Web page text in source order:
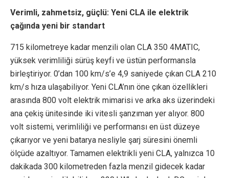
Verimli, zahmetsiz, güçlü: Yeni CLA ile elektrik
çağında yeni bir standart
715 kilometreye kadar menzili olan CLA 350 4MATIC,
yüksek verimliliği sürüş keyfi ve üstün performansla
birleştiriyor. 0’dan 100 km/s’e 4,9 saniyede çıkan CLA 210
km/s hıza ulaşabiliyor. Yeni CLA’nın öne çıkan özellikleri
arasında 800 volt elektrik mimarisi ve arka aks üzerindeki
ana çekiş ünitesinde iki vitesli şanzıman yer alıyor. 800
volt sistemi, verimliliği ve performansı en üst düzeye
çıkarıyor ve yeni batarya nesliyle şarj süresini önemli
ölçüde azaltıyor. Tamamen elektrikli yeni CLA, yalnızca 10
dakikada 300 kilometreden fazla menzil gidecek kadar